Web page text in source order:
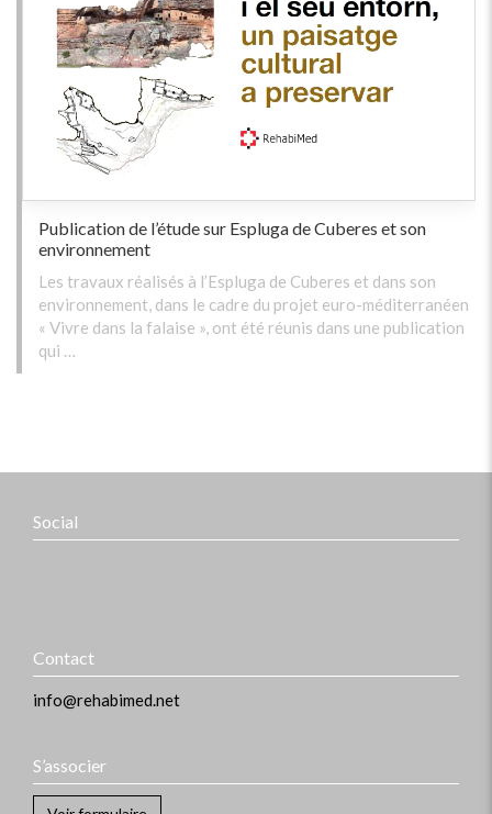
Publication de l’étude sur Espluga de Cuberes et son
environnement
Les travaux réalisés à l’Espluga de Cuberes et dans son
environnement, dans le cadre du projet euro-méditerranéen
« Vivre dans la falaise », ont été réunis dans une publication
qui …
Social
Contact
info@rehabimed.net
S’associer